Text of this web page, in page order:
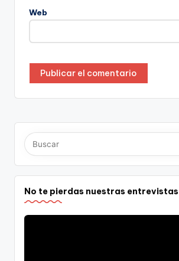
Web
No te pierdas nuestras entrevistas